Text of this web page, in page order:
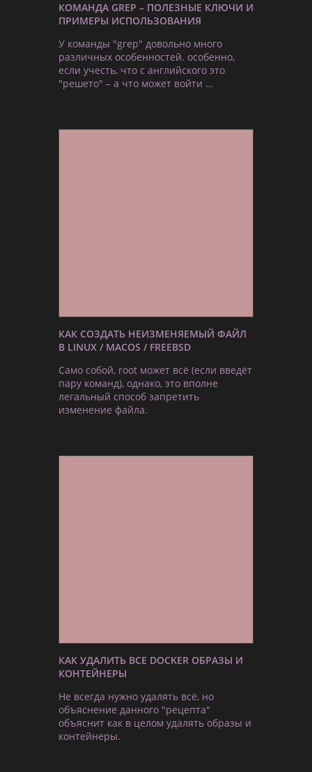
КОМАНДА GREP – ПОЛЕЗНЫЕ КЛЮЧИ И
ПРИМЕРЫ ИСПОЛЬЗОВАНИЯ
У команды "grep" довольно много
различных особенностей. особенно,
если учесть, что с английского это
"решето" – а что может войти …
КАК СОЗДАТЬ НЕИЗМЕНЯЕМЫЙ ФАЙЛ
В LINUX / MACOS / FREEBSD
Само собой, root может всё (если введёт
пару команд), однако, это вполне
легальный способ запретить
изменение файла.
КАК УДАЛИТЬ ВСЕ DOCKER ОБРАЗЫ И
КОНТЕЙНЕРЫ
Не всегда нужно удалять всё, но
объяснение данного "рецепта"
объяснит как в целом удалять образы и
контейнеры.